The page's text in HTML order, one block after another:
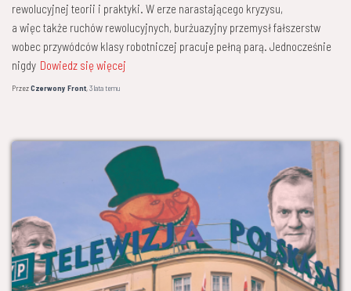
rewolucyjnej teorii i praktyki. W erze narastającego kryzysu,
a więc także ruchów rewolucyjnych, burżuazyjny przemysł fałszerstw
wobec przywódców klasy robotniczej pracuje pełną parą. Jednocześnie
nigdy Dowiedz się więcej
PrzezCzerwony Front,3 latatemu